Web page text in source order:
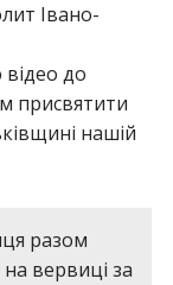
Івано-
до
присвятити
нашій
разом
вервиці за